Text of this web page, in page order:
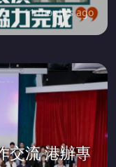
11 months ago
交流 港辦專